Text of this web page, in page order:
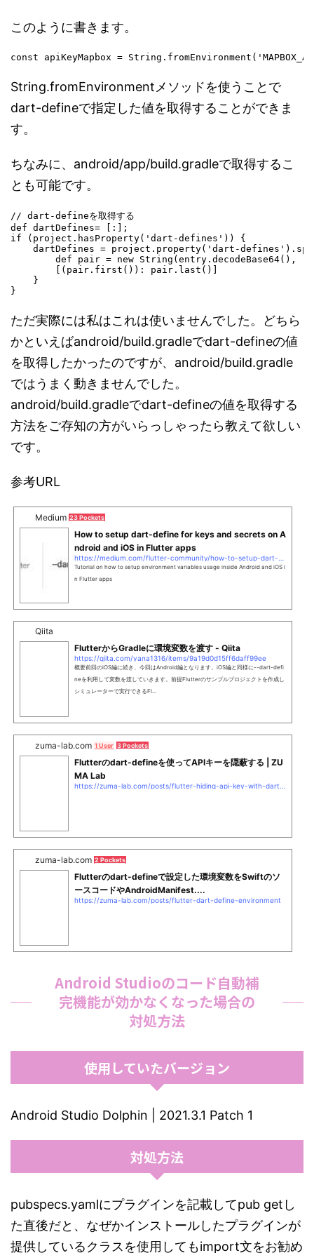
このように書きます。
const apiKeyMapbox =
String.fromEnvironmentメソッドを使うことで
dart-defineで指定した値を取得することができま
す。
ちなみに、android/app/build.gradleで取得するこ
とも可能です。
// dart-defineを取得する
def dartDefines= [:];
if (project.hasProperty('dart-defines')) {
dartDefines = project.property('dart-
def pair = new String(entry.decodeBase64(),
        [(pair.first()): pair.last()]
    }
}
ただ実際には私はこれは使いませんでした。どちら
かといえばandroid/build.gradleでdart-defineの値
を取得したかったのですが、android/build.gradle
ではうまく動きませんでした。
android/build.gradleでdart-defineの値を取得する
方法をご存知の方がいらっしゃったら教えて欲しい
です。
参考URL
Medium 23 Pockets
How to setup dart-define for keys and secrets on A
ndroid and iOS in Flutter apps
Tutorial on how to setup environment variables usage inside Android and iOS i
n Flutter apps
Qiita
FlutterからGradleに環境変数を渡す - Qiita
https://qiita.com/yana1316/items/9a19d0d15ff6daff99ee
概要前回のiOS編に続き、今回はAndroid編となります。iOS編と同様に--dart-defi
neを利用して変数を渡していきます。前提Flutterのサンプルプロジェクトを作成し
シミュレーターで実行できるFl...
zuma-lab.com 1 User 3 Pockets
Flutterのdart-defineを使ってAPIキーを隠蔽する | ZU
MA Lab
zuma-lab.com 2 Pockets
Flutterのdart-defineで設定した環境変数をSwiftのソ
ースコードやAndroidManifest....
https://zuma-lab.com/posts/flutter-dart-define-environment
Android Studioのコード自動補
完機能が効かなくなった場合の
対処方法
使用していたバージョン
Android Studio Dolphin | 2021.3.1 Patch 1
対処方法
pubspecs.yamlにプラグインを記載してpub getし
た直後だと、なぜかインストールしたプラグインが
提供しているクラスを使用してもimport文をお勧め